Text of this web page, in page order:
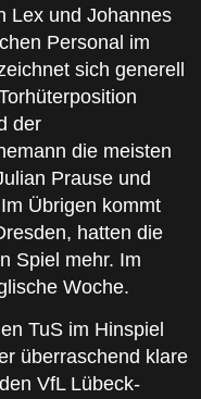
Lex und Johannes
Personal im
sich generell
der
die meisten
Prause und
Übrigen kommt
hatten die
Spiel mehr. Im
Woche.
TuS im Hinspiel
überraschend klare
VfL Lübeck-